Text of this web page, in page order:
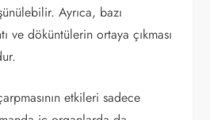
Ayrıca, bazı
ve döküntülerin ortaya çıkması
etkileri sadece